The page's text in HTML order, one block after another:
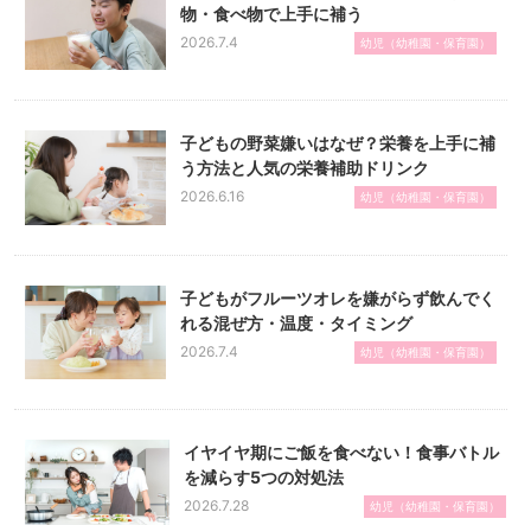
物・食べ物で上手に補う
2026.7.4 幼児（幼稚園・保育園）
子どもの野菜嫌いはなぜ？栄養を上手に補
う方法と人気の栄養補助ドリンク
2026.6.16 幼児（幼稚園・保育園）
子どもがフルーツオレを嫌がらず飲んでく
れる混ぜ方・温度・タイミング
2026.7.4 幼児（幼稚園・保育園）
イヤイヤ期にご飯を食べない！食事バトル
を減らす5つの対処法
2026.7.28 幼児（幼稚園・保育園）